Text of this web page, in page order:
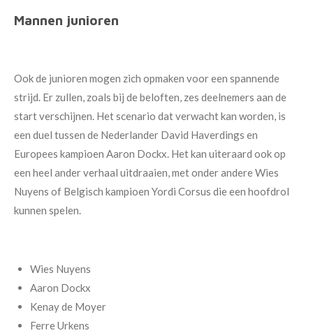
Mannen junioren
Ook de junioren mogen zich opmaken voor een spannende
strijd. Er zullen, zoals bij de beloften, zes deelnemers aan de
start verschijnen. Het scenario dat verwacht kan worden, is
een duel tussen de Nederlander David Haverdings en
Europees kampioen Aaron Dockx. Het kan uiteraard ook op
een heel ander verhaal uitdraaien, met onder andere Wies
Nuyens of Belgisch kampioen Yordi Corsus die een hoofdrol
kunnen spelen.
Wies Nuyens
Aaron Dockx
Kenay de Moyer
Ferre Urkens